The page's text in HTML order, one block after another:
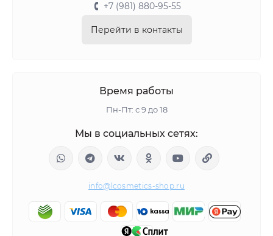
+7 (981) 880-95-55
Перейти в контакты
Время работы
Пн-Пт: с 9 до 18
Мы в социальных сетях:
info@lcosmetics-shop.ru